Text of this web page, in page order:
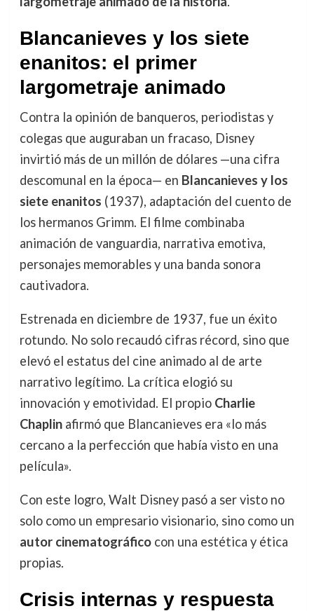
Blancanieves y los siete
enanitos: el primer
largometraje animado
Contra la opinión de banqueros, periodistas y
colegas que auguraban un fracaso, Disney
invirtió más de un millón de dólares —una cifra
descomunal en la época— en Blancanieves y los
siete enanitos (1937), adaptación del cuento de
los hermanos Grimm. El filme combinaba
animación de vanguardia, narrativa emotiva,
personajes memorables y una banda sonora
cautivadora.
Estrenada en diciembre de 1937, fue un éxito
rotundo. No solo recaudó cifras récord, sino que
elevó el estatus del cine animado al de arte
narrativo legítimo. La crítica elogió su
innovación y emotividad. El propio Charlie
Chaplinafirmó que Blancanieves era «lo más
cercano a la perfección que había visto en una
película».
Con este logro, Walt Disney pasó a ser visto no
solo como un empresario visionario, sino como un
autor cinematográficocon una estética y ética
propias.
Crisis internas y respuesta